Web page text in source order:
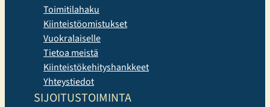
Toimitilahaku
Kiinteistöomistukset
Vuokralaiselle
Tietoa meistä
Kiinteistökehityshankkeet
Yhteystiedot
SIJOITUSTOIMINTA